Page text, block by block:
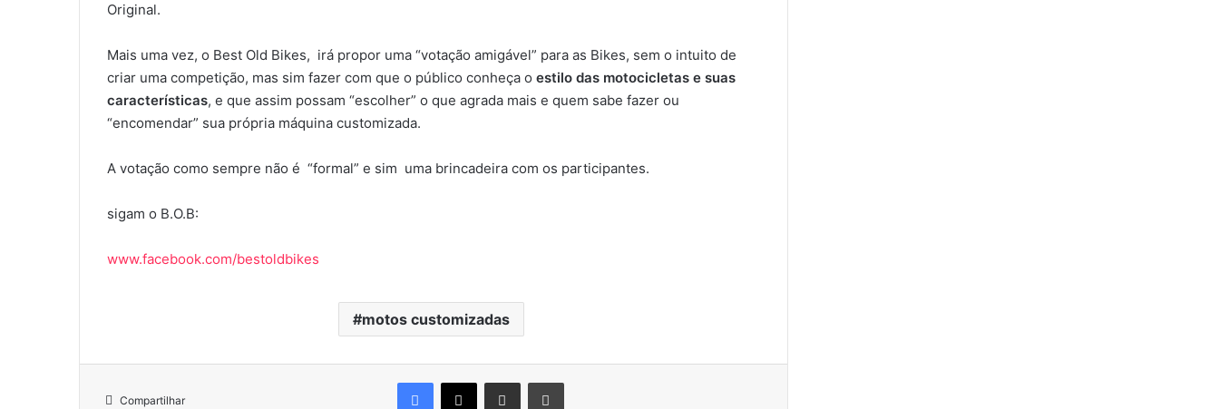
Original.
Mais uma vez, o Best Old Bikes, irá propor uma “votação amigável” para as Bikes, sem o intuito de
criar uma competição, mas sim fazer com que o público conheça o estilo das motocicletas e suas
características, e que assim possam “escolher” o que agrada mais e quem sabe fazer ou
“encomendar” sua própria máquina customizada.
A votação como sempre não é “formal” e sim uma brincadeira com os participantes.
sigam o B.O.B:
www.facebook.com/bestoldbikes
motos customizadas
Compartilhar
Facebook X Compartilhar via e-mail Imprimir